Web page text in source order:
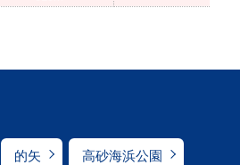
的矢 高砂海浜公園